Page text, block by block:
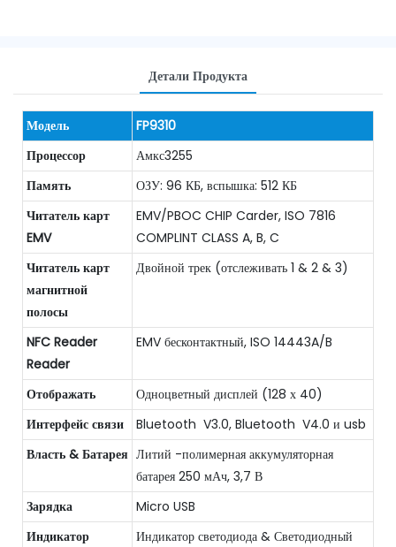
Детали Продукта
Модель
FP9310
Процессор
Амкс3255
Память
ОЗУ: 96 КБ, вспышка: 512 КБ
Читатель карт
EMV
EMV/PBOC CHIP Carder, ISO 7816
COMPLINT CLASS A, B, C
Читатель карт
магнитной
полосы
Двойной трек (отслеживать 1 & 2 & 3)
NFC Reader
Reader
EMV бесконтактный, ISO 14443A/B
Отображать
Одноцветный дисплей (128 х 40)
Интерфейс связи
Bluetooth V3.0, Bluetooth V4.0 и usb
Власть & Батарея Литий -полимерная аккумуляторная
батарея 250 мАч, 3,7 В
Зарядка
Micro USB
Индикатор
Индикатор светодиода & Светодиодный